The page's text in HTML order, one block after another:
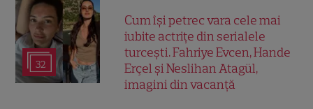
32
Cum își petrec vara cele mai
iubite actrițe din serialele
turcești. Fahriye Evcen, Hande
Erçel și Neslihan Atagül,
imagini din vacanță